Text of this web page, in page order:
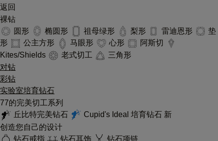
返回
裸钻
圆形
椭圆形 祖母绿形 梨形 雷迪恩形
垫
形
公主方形 马眼形 心形
阿斯切
Kites/Shields
老式切工
三角形
对钻
彩钻
实验室培育钻石
77的完美切工系列
丘比特完美钻石
Cupid's Ideal 培育钻石 新
创造您自己的设计
钻石戒指
钻石耳饰
钻石项链